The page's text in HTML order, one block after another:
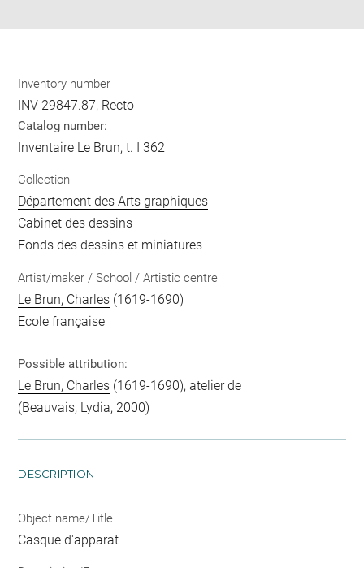
Inventory number
INV 29847.87, Recto
Catalog number:
Inventaire Le Brun, t. I 362
Collection
Département des Arts graphiques
Cabinet des dessins
Fonds des dessins et miniatures
Artist/maker / School / Artistic centre
Le Brun, Charles (1619-1690)
Ecole française
Possible attribution:
Le Brun, Charles (1619-1690), atelier de
(Beauvais, Lydia, 2000)
DESCRIPTION
Object name/Title
Casque d'apparat